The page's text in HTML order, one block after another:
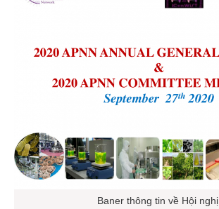
Baner thông tin về Hội nghị